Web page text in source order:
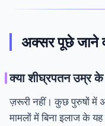
अक्सर पूछे जाने
क्या शीघ्रपतन उम्र
ज़रूरी नहीं। कुछ पुरुषों में
मामलों में बिना इलाज के यह